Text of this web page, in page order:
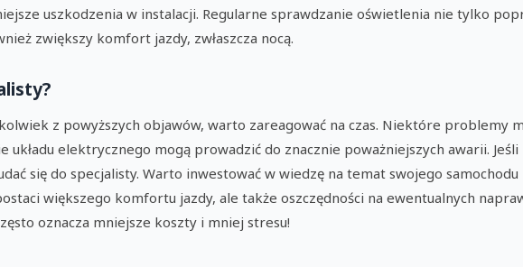
uszkodzenia w instalacji. Regularne sprawdzanie oświetlenia nie tylko
zwiększy komfort jazdy, zwłaszcza nocą.
z powyższych objawów, warto zareagować na czas. Niektóre problemy
układu elektrycznego mogą prowadzić do znacznie poważniejszych awarii. Jeśli
się do specjalisty. Warto inwestować w wiedzę na temat swojego samochodu
większego komfortu jazdy, ale także oszczędności na ewentualnych
oznacza mniejsze koszty i mniej stresu!